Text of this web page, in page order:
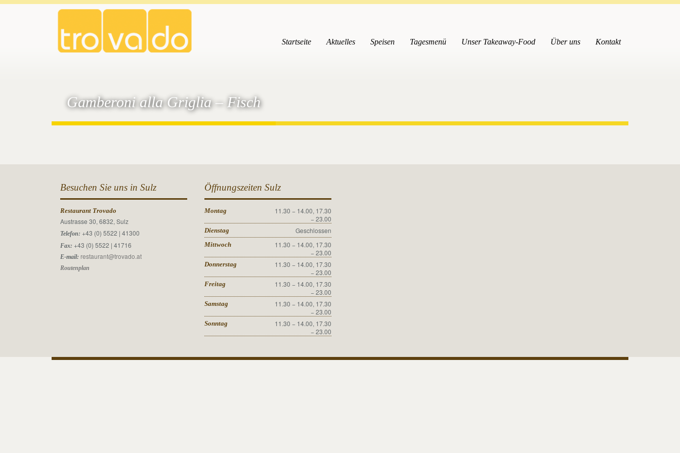
Startseite Aktuelles Speisen Tagesmenü Unser Takeaway-Food Über uns Kontakt
Gamberoni alla Griglia – Fisch
Besuchen Sie uns in Sulz
Restaurant Trovado
Austrasse 30, 6832, Sulz
Telefon: +43 (0) 5522 | 41300
Fax: +43 (0) 5522 | 41716
E-mail: restaurant@trovado.at
Routenplan
Öffnungszeiten Sulz
Montag
11.30 − 14.00, 17.30
− 23.00
Dienstag Geschlossen
Mittwoch
11.30 − 14.00, 17.30
− 23.00
Donnerstag
11.30 − 14.00, 17.30
− 23.00
Freitag
11.30 − 14.00, 17.30
− 23.00
Samstag
11.30 − 14.00, 17.30
− 23.00
Sonntag
11.30 − 14.00, 17.30
− 23.00